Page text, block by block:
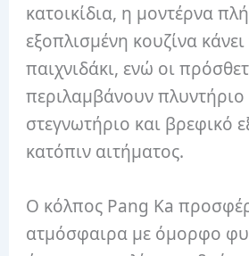
κατοικίδια, η μοντέρνα
εξοπλισμένη κουζίνα
παιχνιδάκι, ενώ οι
περιλαμβάνουν πλυντήριο
στεγνωτήριο και βρεφικό
κατόπιν αιτήματος.
Ο κόλπος Pang Ka
ατμόσφαιρα με όμορφο